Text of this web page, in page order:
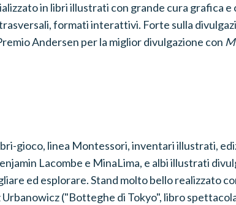
in libri illustrati con grande cura grafica
formati interattivi. Forte sulla
Andersen per la miglior divulgazione con
gioco, linea Montessori, inventari illustrati,
Lacombe e MinaLima, e albi illustrati
ed esplorare. Stand molto bello realizzato
("Botteghe di Tokyo", libro